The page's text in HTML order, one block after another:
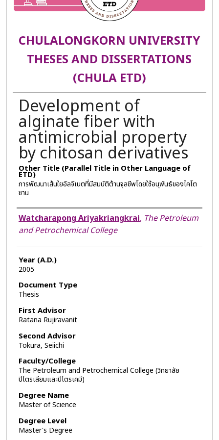
CHULALONGKORN UNIVERSITY
THESES AND DISSERTATIONS
(CHULA ETD)
Development of
alginate fiber with
antimicrobial property
by chitosan derivatives
Other Title (Parallel Title in Other Language of
ETD)
การพัฒนาเส้นใยอัลจีเนตที่มีสมบัติต้านจุลชีพโดยใช้อนุพันธ์ของไคโต
ซาน
Author
Watcharapong Ariyakriangkrai, The Petroleum
and Petrochemical College
Year (A.D.)
2005
Document Type
Thesis
First Advisor
Ratana Rujiravanit
Second Advisor
Tokura, Seiichi
Faculty/College
The Petroleum and Petrochemical College (วิทยาลัย
ปิโตรเลียมและปิโตรเคมี)
Degree Name
Master of Science
Degree Level
Master's Degree